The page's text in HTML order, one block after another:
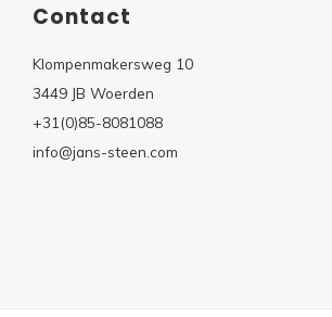
Contact
Klompenmakersweg 10
3449 JB Woerden
+31(0)85-8081088
info@jans-steen.com